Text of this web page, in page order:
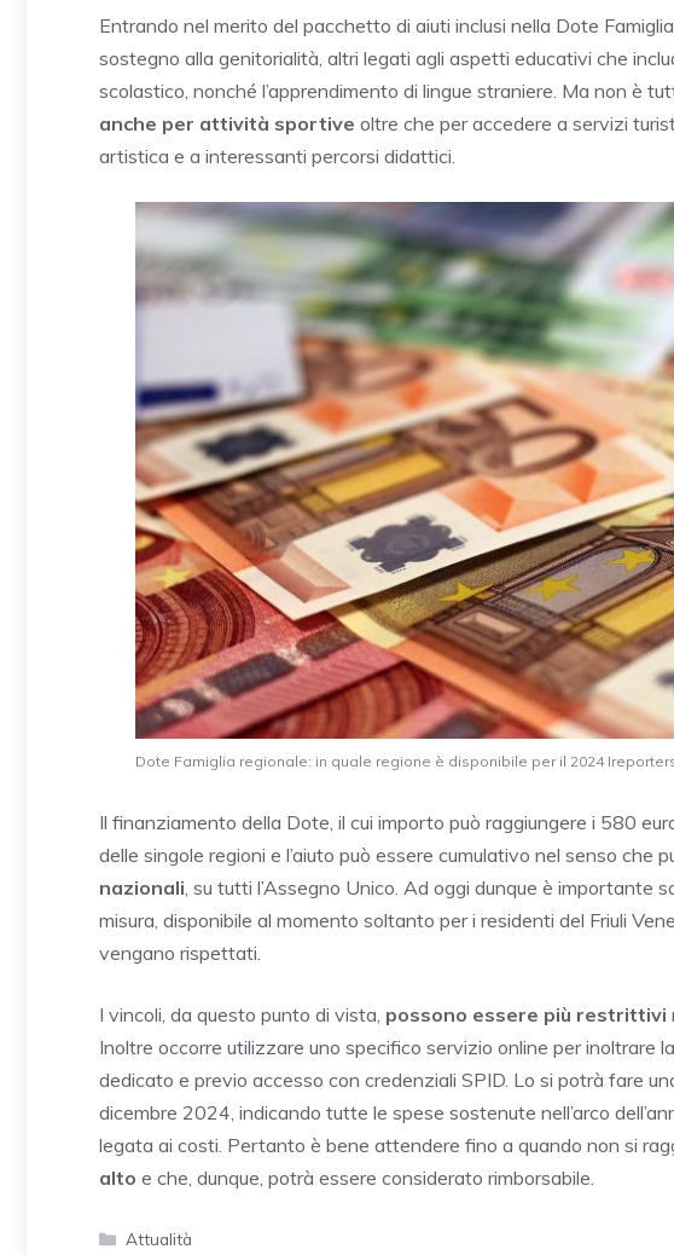
Entrando nel merito del pacchetto di aiuti inclusi nella Dote
sostegno alla genitorialità, altri legati agli aspetti educativi che
scolastico, nonché l’apprendimento di lingue straniere. Ma non è
anche per attività sportive oltre che per accedere a servizi
artistica e a interessanti percorsi didattici.
Dote Famiglia regionale: in quale regione è disponibile per il 2024
Il finanziamento della Dote, il cui importo può raggiungere i 580
delle singole regioni e l’aiuto può essere cumulativo nel senso che
nazionali , su tutti l’Assegno Unico. Ad oggi dunque è importante
misura, disponibile al momento soltanto per i residenti del Friuli
vengano rispettati.
I vincoli, da questo punto di vista, possono essere più restrittivi
Inoltre occorre utilizzare uno specifico servizio online per inoltrare
dedicato e previo accesso con credenziali SPID. Lo si potrà fare
dicembre 2024, indicando tutte le spese sostenute nell’arco
legata ai costi. Pertanto è bene attendere fino a quando non si
alto e che, dunque, potrà essere considerato rimborsabile.
Categorie
Attualità